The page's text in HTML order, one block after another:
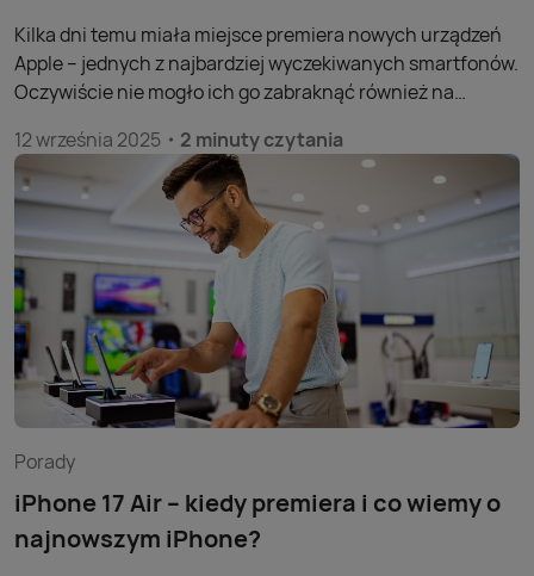
Kilka dni temu miała miejsce premiera nowych urządzeń
Apple – jednych z najbardziej wyczekiwanych smartfonów.
Oczywiście nie mogło ich go zabraknąć również na
12 września 2025 2 minuty czytania
Porady
iPhone 17 Air – kiedy premiera i co wiemy o
najnowszym iPhone?